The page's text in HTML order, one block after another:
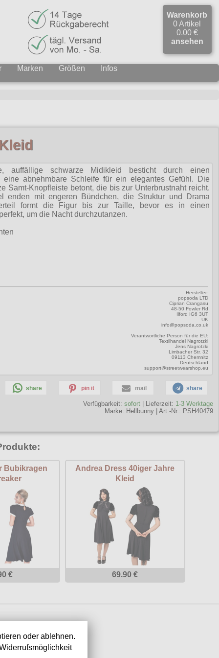
Warenkorb
0 Artikel
0.00 €
ansehen
Marken Größen Infos
auffällige schwarze Midikleid besticht durch einen
eine abnehmbare Schleife für ein elegantes Gefühl. Die
Samt-Knopfleiste betont, die bis zur Unterbrustnaht reicht.
enden mit engeren Bündchen, die Struktur und Drama
formt die Figur bis zur Taille, bevor es in einen
um die Nacht durchzutanzen.
Hersteller:
popsoda LTD
Ciprian Crangasu
48-50 Fowler Rd
Ilford IG6 3UT
UK
info@popsoda.co.uk
Verantwortliche Person für die EU:
Textilhandel Nagrotzki
Jens Nagrotzki
Limbacher Str. 32
09113 Chemnitz
Deutschland
support@streetwearshop.eu
share pin it mail share
Verfügbarkeit: sofort | Lieferzeit: 1-3 Werktage
Marke: Hellbunny Art.-Nr.: PSH40479
Bubikragen
€
Andrea Dress 40iger Jahre
Kleid
69.90 €
oder ablehnen.